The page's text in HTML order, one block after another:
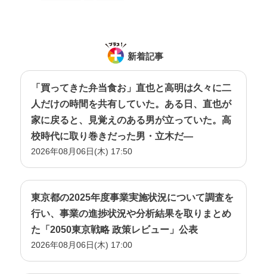
新着記事
「買ってきた弁当食お」直也と高明は久々に二
人だけの時間を共有していた。ある日、直也が
家に戻ると、見覚えのある男が立っていた。高
校時代に取り巻きだった男・立木だ―
2026年08月06日(木) 17:50
東京都の2025年度事業実施状況について調査を
行い、事業の進捗状況や分析結果を取りまとめ
た「2050東京戦略 政策レビュー」公表
2026年08月06日(木) 17:00